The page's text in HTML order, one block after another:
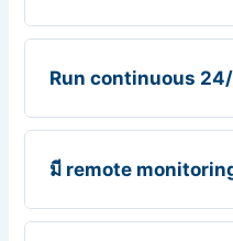
Run continuous
มี remote